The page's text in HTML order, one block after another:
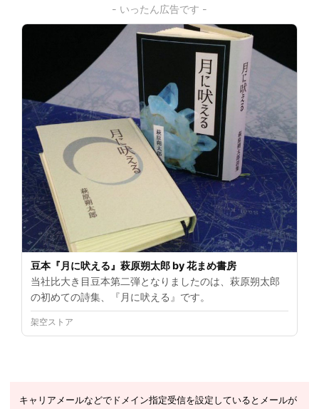
- いったん広告です -
豆本『月に吠える』萩原朔太郎 by 花まめ書房
当社比大き目豆本第二弾となりましたのは、萩原朔太郎
の初めての詩集、『月に吠える』です。
架空ストア
キャリアメールなどでドメイン指定受信を設定しているとメールが